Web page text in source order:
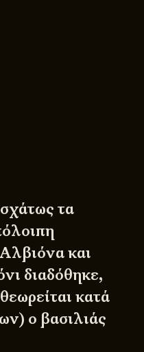
τα
και
διαδόθηκε,
κατά
ο βασιλιάς